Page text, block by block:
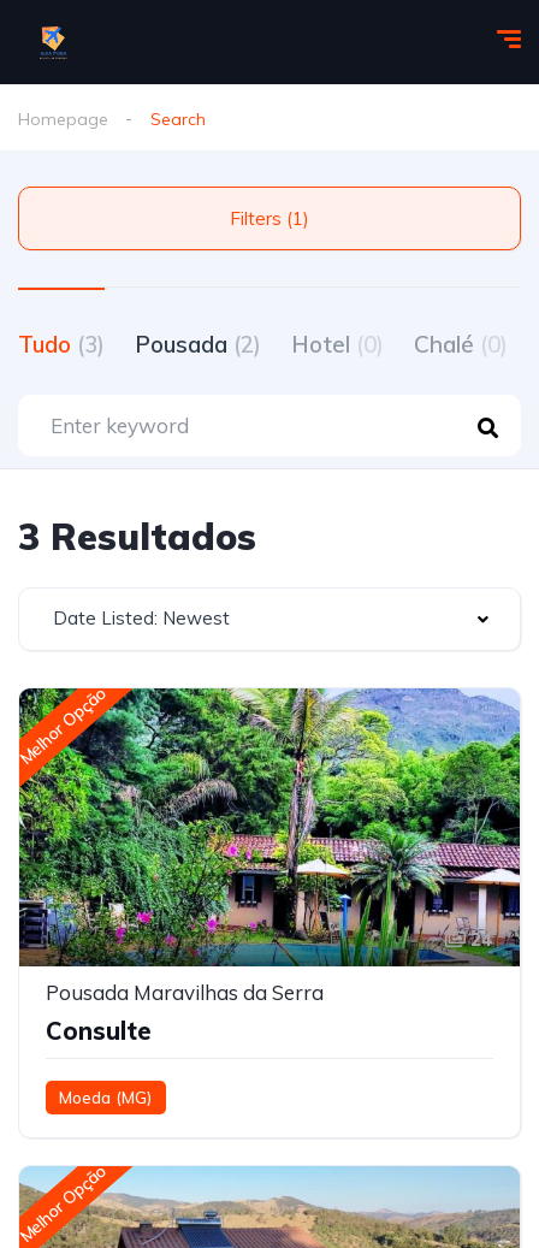
Homepage Search
Filters (1)
Tudo (3) Pousada (2) Hotel (0) Chalé (0)
3 Resultados
Date Listed: Newest
Melhor Opção
24
Pousada Maravilhas da Serra
Consulte
Moeda (MG)
Melhor Opção